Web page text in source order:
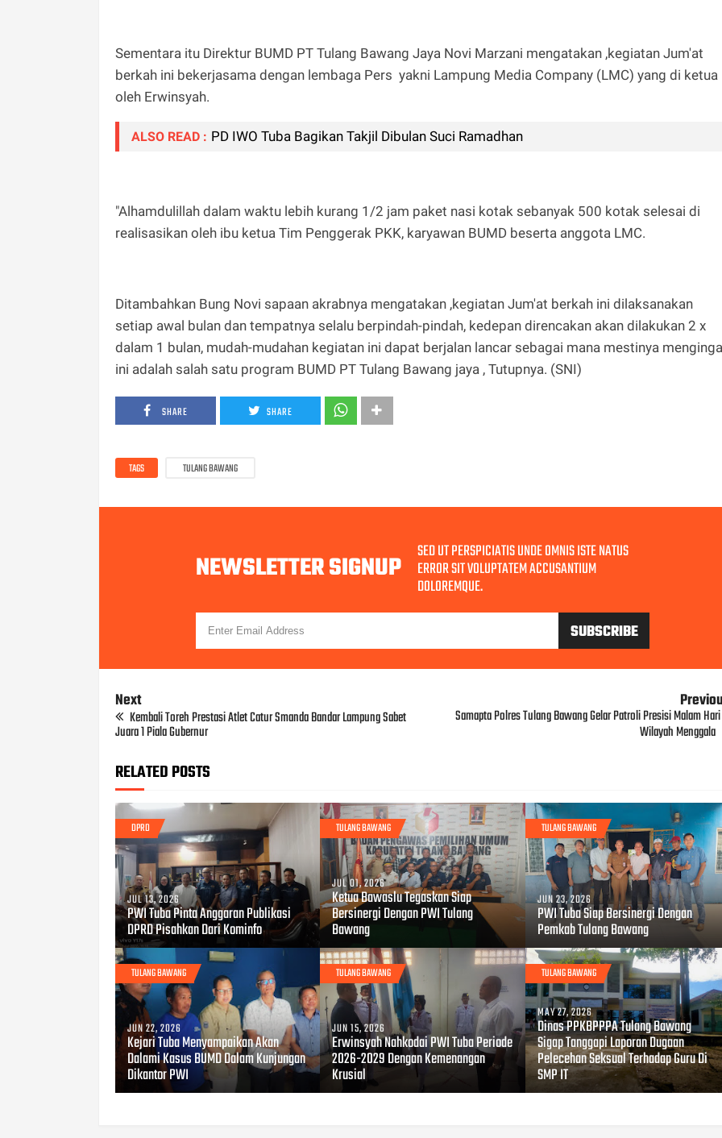
Sementara itu Direktur BUMD PT Tulang Bawang Jaya Novi Marzani mengatakan ,kegiatan Jum'at
berkah ini bekerjasama dengan lembaga Pers yakni Lampung Media Company (LMC) yang di ketua
oleh Erwinsyah.
ALSO READ : PD IWO Tuba Bagikan Takjil Dibulan Suci Ramadhan
"Alhamdulillah dalam waktu lebih kurang 1/2 jam paket nasi kotak sebanyak 500 kotak selesai di
realisasikan oleh ibu ketua Tim Penggerak PKK, karyawan BUMD beserta anggota LMC.
Ditambahkan Bung Novi sapaan akrabnya mengatakan ,kegiatan Jum'at berkah ini dilaksanakan
setiap awal bulan dan tempatnya selalu berpindah-pindah, kedepan direncakan akan dilakukan 2 x
dalam 1 bulan, mudah-mudahan kegiatan ini dapat berjalan lancar sebagai mana mestinya
ini adalah salah satu program BUMD PT Tulang Bawang jaya , Tutupnya. (SNI)
SHARE SHARE
TAGS TULANG BAWANG
NEWSLETTER SIGNUP SED UT PERSPICIATIS UNDE OMNIS ISTE NATUS
ERROR SIT VOLUPTATEM ACCUSANTIUM
DOLOREMQUE.
Next
Kembali Toreh Prestasi Atlet Catur Smanda Bandar Lampung Sabet
Juara 1 Piala Gubernur
Samapta Polres Tulang Bawang Gelar Patroli Presisi Malam
Wilayah Menggala
RELATED POSTS
DPRD
JUL 13, 2026
PWI Tuba Pinta Anggaran Publikasi
DPRD Pisahkan Dari Kominfo
TULANG BAWANG
JUL 01, 2026
Ketua Bawaslu Tegaskan Siap
Bersinergi Dengan PWI Tulang
Bawang
TULANG BAWANG
JUN 23, 2026
PWI Tuba Siap Bersinergi Dengan
Pemkab Tulang Bawang
TULANG BAWANG
JUN 22, 2026
Kejari Tuba Menyampaikan Akan
Dalami Kasus BUMD Dalam Kunjungan
Dikantor PWI
TULANG BAWANG
JUN 15, 2026
Erwinsyah Nahkodai PWI Tuba Periode
2026-2029 Dengan Kemenangan
Krusial
TULANG BAWANG
MAY 27, 2026
Dinas PPKBPPPA Tulang Bawang
Sigap Tanggapi Laporan Dugaan
Pelecehan Seksual Terhadap Guru Di
SMP IT